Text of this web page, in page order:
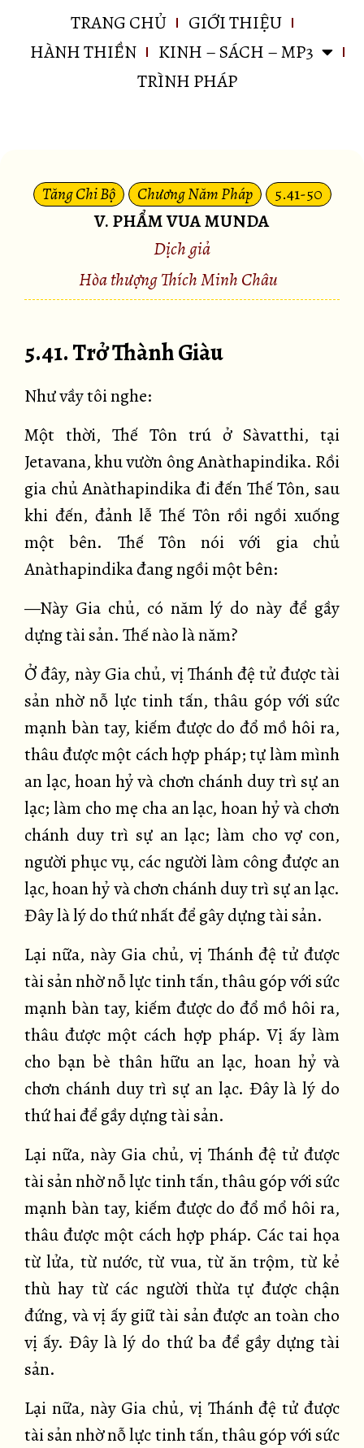
TRANG CHỦ
GIỚI THIỆU
HÀNH THIỀN
KINH – SÁCH – MP3
TRÌNH PHÁP
Tăng Chi Bộ Chương Năm Pháp 5.41-50
V. PHẨM VUA MUNDA
Dịch giả
Hòa thượng Thích Minh Châu
5.41. Trở Thành Giàu
Như vầy tôi nghe:
Một thời, Thế Tôn trú ở Sàvatthi, tại
Jetavana, khu vườn ông Anàthapindika. Rồi
gia chủ Anàthapindika đi đến Thế Tôn, sau
khi đến, đảnh lễ Thế Tôn rồi ngồi xuống
một bên. Thế Tôn nói với gia chủ
Anàthapindika đang ngồi một bên:
—Này Gia chủ, có năm lý do này để gầy
dựng tài sản. Thế nào là năm?
Ở đây, này Gia chủ, vị Thánh đệ tử được tài
sản nhờ nỗ lực tinh tấn, thâu góp với sức
mạnh bàn tay, kiếm được do đổ mồ hôi ra,
thâu được một cách hợp pháp; tự làm mình
an lạc, hoan hỷ và chơn chánh duy trì sự an
lạc; làm cho mẹ cha an lạc, hoan hỷ và chơn
chánh duy trì sự an lạc; làm cho vợ con,
người phục vụ, các người làm công được an
lạc, hoan hỷ và chơn chánh duy trì sự an lạc.
Đây là lý do thứ nhất để gây dựng tài sản.
Lại nữa, này Gia chủ, vị Thánh đệ tử được
tài sản nhờ nỗ lực tinh tấn, thâu góp với sức
mạnh bàn tay, kiếm được do đổ mồ hôi ra,
thâu được một cách hợp pháp. Vị ấy làm
cho bạn bè thân hữu an lạc, hoan hỷ và
chơn chánh duy trì sự an lạc. Đây là lý do
thứ hai để gầy dựng tài sản.
Lại nữa, này Gia chủ, vị Thánh đệ tử được
tài sản nhờ nỗ lực tinh tấn, thâu góp với sức
mạnh bàn tay, kiếm được do đổ mổ hôi ra,
thâu được một cách hợp pháp. Các tai họa
từ lửa, từ nước, từ vua, từ ăn trộm, từ kẻ
thù hay từ các người thừa tự được chận
đứng, và vị ấy giữ tài sản được an toàn cho
vị ấy. Đây là lý do thứ ba để gầy dựng tài
sản.
Lại nữa, này Gia chủ, vị Thánh đệ tử được
tài sản nhờ nỗ lực tinh tấn, thâu góp với sức